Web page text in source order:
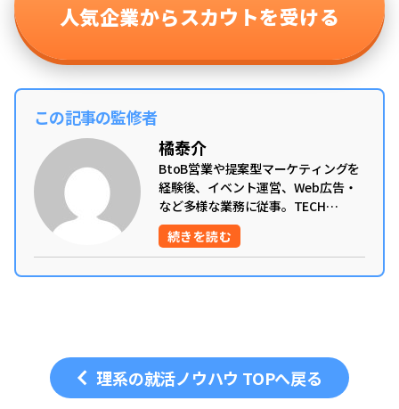
人気企業からスカウトを受ける
この記事の監修者
橘泰介
BtoB営業や提案型マーケティングを
経験後、イベント運営、Web広告・
など多様な業務に従事。TECH
OFFERではセールスからカスタマー
サクセスまで幅広く携わり、累計200
社以上の企業の採用支援を担当。現
在はユーザーマーケティングGrとし
続きを読む
理系の就活ノウハウ TOPへ戻る